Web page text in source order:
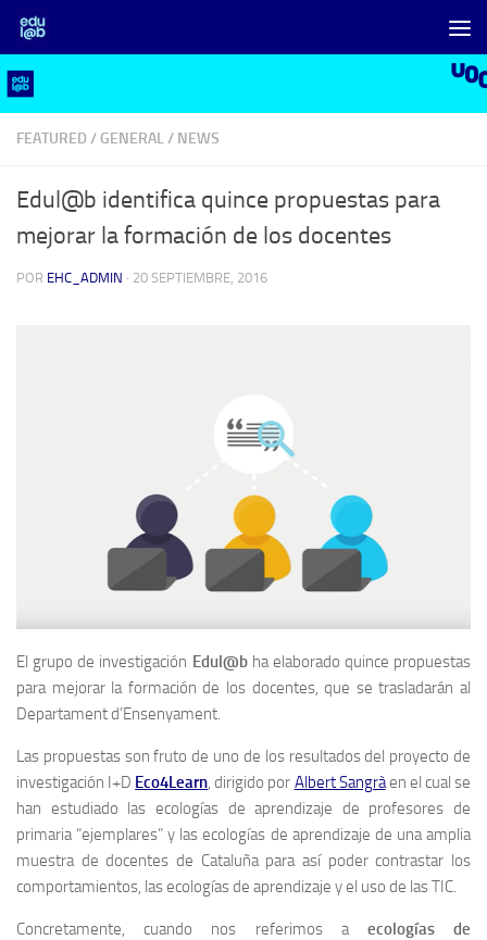
Saltar al contenido
FEATURED / GENERAL/ NEWS
Edul@b identifica quince propuestas para
mejorar la formación de los docentes
POR EHC_ADMIN · 20 SEPTIEMBRE, 2016
El grupo de investigación Edul@bha elaborado quince propuestas
para mejorar la formación de los docentes, que se trasladarán al
Departament d’Ensenyament.
Las propuestas son fruto de uno de los resultados del proyecto de
investigación I+D Eco4Learn, dirigido por Albert Sangràen el cual se
han estudiado las ecologías de aprendizaje de profesores de
primaria “ejemplares” y las ecologías de aprendizaje de una amplia
muestra de docentes de Cataluña para así poder contrastar los
comportamientos, las ecologías de aprendizaje y el uso de las TIC.
Concretamente, cuando nos referimos a ecologías de